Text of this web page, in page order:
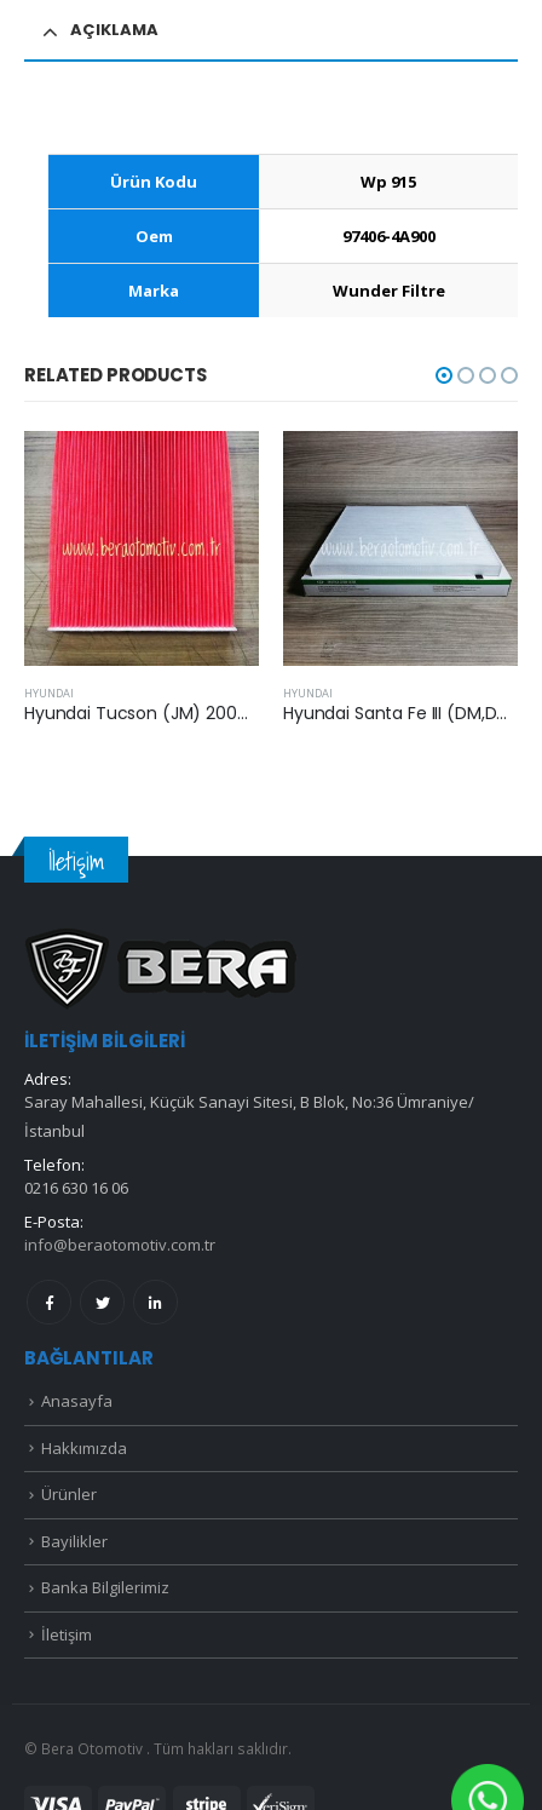
AÇIKLAMA
Ürün Kodu Wp 915
Oem 97406-4A900
Marka Wunder Filtre
RELATED PRODUCTS
Hyundai Tucson (JM) 2004-2010 2.0 Crdi Kabin Filtresi Hyundai Santa Fe III (DM,DMA) 2012 Sonrası 2.0 Dizel Kabin Filtresi
İletişim
İLETIŞIM BILGILERI
Adres:
Saray Mahallesi, Küçük Sanayi Sitesi, B Blok, No:36 Ümraniye/
İstanbul
Telefon:
0216 630 16 06
E-Posta:
info@beraotomotiv.com.tr
BAĞLANTILAR
Anasayfa
Hakkımızda
Ürünler
Bayilikler
Banka Bilgilerimiz
İletişim
© Bera Otomotiv . Tüm hakları saklıdır.